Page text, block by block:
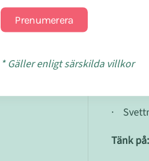
​· Bättre
·
Tänk på:
Prenumerera
* Gäller enligt särskilda villkor